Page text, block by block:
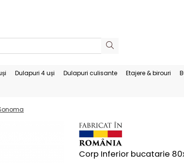
Dulapuri 4 uși Dulapuri culisante Etajere & birouri
Corp Inferior bucatarie